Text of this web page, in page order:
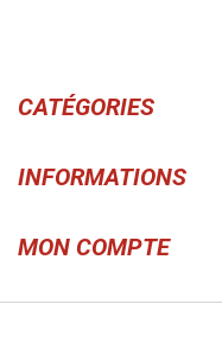
CATÉGORIES
INFORMATIONS
MON COMPTE